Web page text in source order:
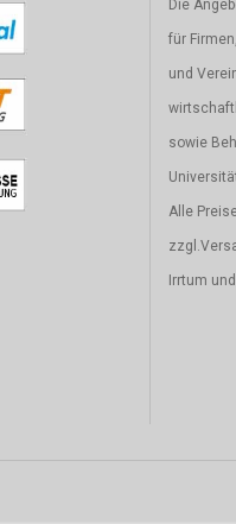
Die
für
und
sowie
Alle
Irrtum